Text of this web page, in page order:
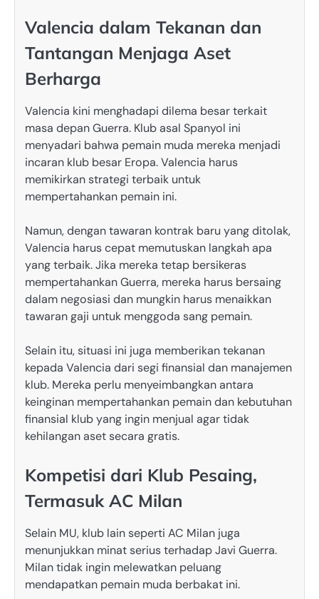
Valencia dalam Tekanan dan
Tantangan Menjaga Aset
Berharga
Valencia kini menghadapi dilema besar terkait
masa depan Guerra. Klub asal Spanyol ini
menyadari bahwa pemain muda mereka menjadi
incaran klub besar Eropa. Valencia harus
memikirkan strategi terbaik untuk
mempertahankan pemain ini.
Namun, dengan tawaran kontrak baru yang ditolak,
Valencia harus cepat memutuskan langkah apa
yang terbaik. Jika mereka tetap bersikeras
mempertahankan Guerra, mereka harus bersaing
dalam negosiasi dan mungkin harus menaikkan
tawaran gaji untuk menggoda sang pemain.
Selain itu, situasi ini juga memberikan tekanan
kepada Valencia dari segi finansial dan manajemen
klub. Mereka perlu menyeimbangkan antara
keinginan mempertahankan pemain dan kebutuhan
finansial klub yang ingin menjual agar tidak
kehilangan aset secara gratis.
Kompetisi dari Klub Pesaing,
Termasuk AC Milan
Selain MU, klub lain seperti AC Milan juga
menunjukkan minat serius terhadap Javi Guerra.
Milan tidak ingin melewatkan peluang
mendapatkan pemain muda berbakat ini.